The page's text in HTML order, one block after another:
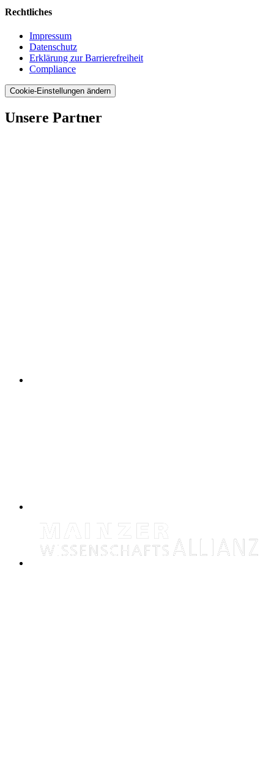
Rechtliches
Impressum
Datenschutz
Erklärung zur Barrierefreiheit
Compliance
Cookie-Einstellungen ändern
Unsere Partner